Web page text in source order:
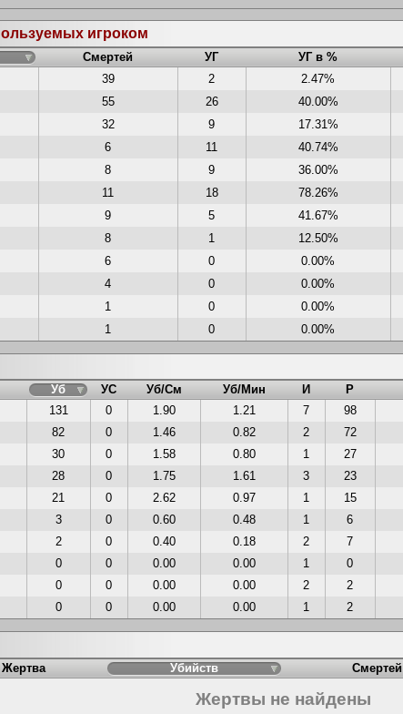
игроком
Смертей УГ УГ в %
39 2 2.47%
55 26 40.00%
32 9 17.31%
6 11 40.74%
8 9 36.00%
11 18 78.26%
9 5 41.67%
8 1 12.50%
6 0 0.00%
4 0 0.00%
1 0 0.00%
1 0 0.00%
Уб УС Уб/См Уб/Мин И Р
131 0 1.90 1.21 7 98
82 0 1.46 0.82 2 72
30 0 1.58 0.80 1 27
28 0 1.75 1.61 3 23
21 0 2.62 0.97 1 15
3 0 0.60 0.48 1 6
2 0 0.40 0.18 2 7
0 0 0.00 0.00 1 0
0 0 0.00 0.00 2 2
0 0 0.00 0.00 1 2
Жертва Убийств Смертей
Жертвы не найдены